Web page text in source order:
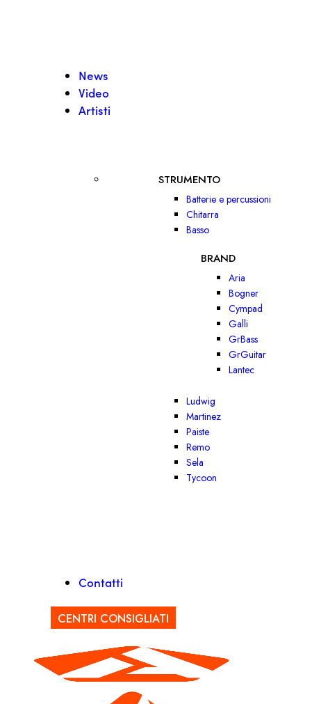
News
Video
Artisti
STRUMENTO
Batterie e percussioni
Chitarra
Basso
BRAND
Aria
Bogner
Cympad
Galli
GrBass
GrGuitar
Lantec
Ludwig
Martinez
Paiste
Remo
Sela
Tycoon
Contatti
CENTRI CONSIGLIATI